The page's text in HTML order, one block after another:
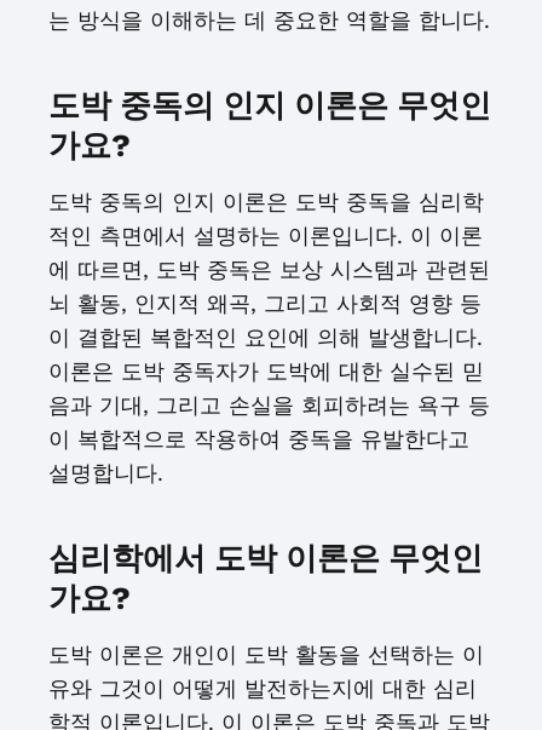
는 방식을 이해하는 데 중요한 역할을 합니다.
도박 중독의 인지 이론은 무엇인
가요?
도박 중독의 인지 이론은 도박 중독을 심리학
적인 측면에서 설명하는 이론입니다. 이 이론
에 따르면, 도박 중독은 보상 시스템과 관련된
뇌 활동, 인지적 왜곡, 그리고 사회적 영향 등
이 결합된 복합적인 요인에 의해 발생합니다.
이론은 도박 중독자가 도박에 대한 실수된 믿
음과 기대, 그리고 손실을 회피하려는 욕구 등
이 복합적으로 작용하여 중독을 유발한다고
설명합니다.
심리학에서 도박 이론은 무엇인
가요?
도박 이론은 개인이 도박 활동을 선택하는 이
유와 그것이 어떻게 발전하는지에 대한 심리
학적 이론입니다. 이 이론은 도박 중독과 도박